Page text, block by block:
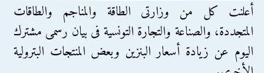
أعلنت كل من وزارتى الطاقة والمناجم والطاقات
المتجددة، والصناعة والتجارة التونسية فى بيان رسمى مشترك
اليوم عن زيادة أسعار البنزين وبعض المنتجات البترولية